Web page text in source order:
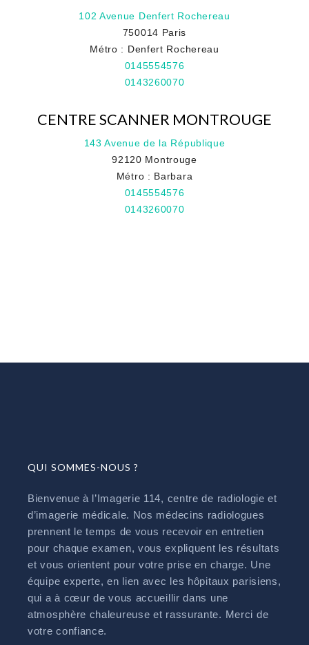
102 Avenue Denfert Rochereau
750014 Paris
Métro : Denfert Rochereau
0145554576
0143260070
CENTRE SCANNER MONTROUGE
143 Avenue de la République
92120 Montrouge
Métro : Barbara
0145554576
0143260070
QUI SOMMES-NOUS ?
Bienvenue à l’Imagerie 114, centre de radiologie et
d’imagerie médicale. Nos médecins radiologues
prennent le temps de vous recevoir en entretien
pour chaque examen, vous expliquent les résultats
et vous orientent pour votre prise en charge. Une
équipe experte, en lien avec les hôpitaux parisiens,
qui a à cœur de vous accueillir dans une
atmosphère chaleureuse et rassurante. Merci de
votre confiance.